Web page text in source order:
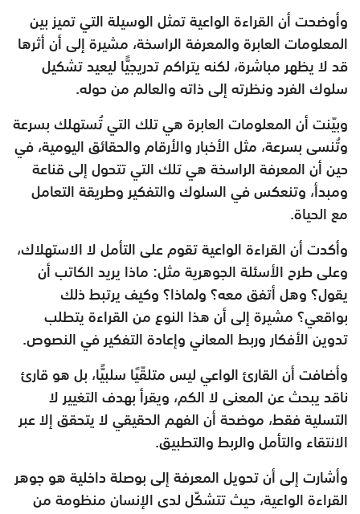
وأوضحت أن القراءة الواعية تمثل الوسيلة التي تميز بين
المعلومات العابرة والمعرفة الراسخة، مشيرة إلى أن أثرها
قد لا يظهر مباشرة، لكنه يتراكم تدريجيًّا ليعيد تشكيل
سلوك الفرد ونظرته إلى ذاته والعالم من حوله.
وبيّنت أن المعلومات العابرة هي تلك التي تُستهلك بسرعة
وتُنسى بسرعة، مثل الأخبار والأرقام والحقائق اليومية، في
حين أن المعرفة الراسخة هي تلك التي تتحول إلى قناعة
ومبدأ، وتنعكس في السلوك والتفكير وطريقة التعامل
مع الحياة.
وأكدت أن القراءة الواعية تقوم على التأمل لا الاستهلاك،
وعلى طرح الأسئلة الجوهرية مثل: ماذا يريد الكاتب أن
يقول؟ وهل أتفق معه؟ ولماذا؟ وكيف يرتبط ذلك
بواقعي؟ مشيرة إلى أن هذا النوع من القراءة يتطلب
تدوين الأفكار وربط المعاني وإعادة التفكير في النصوص.
وأضافت أن القارئ الواعي ليس متلقّيًا سلبيًّا، بل هو قارئ
ناقد يبحث عن المعنى لا الكم، ويقرأ بهدف التغيير لا
التسلية فقط، موضحة أن الفهم الحقيقي لا يتحقق إلا عبر
الانتقاء والتأمل والربط والتطبيق.
وأشارت إلى أن تحويل المعرفة إلى بوصلة داخلية هو جوهر
القراءة الواعية، حيث تتشكّل لدى الإنسان منظومة من